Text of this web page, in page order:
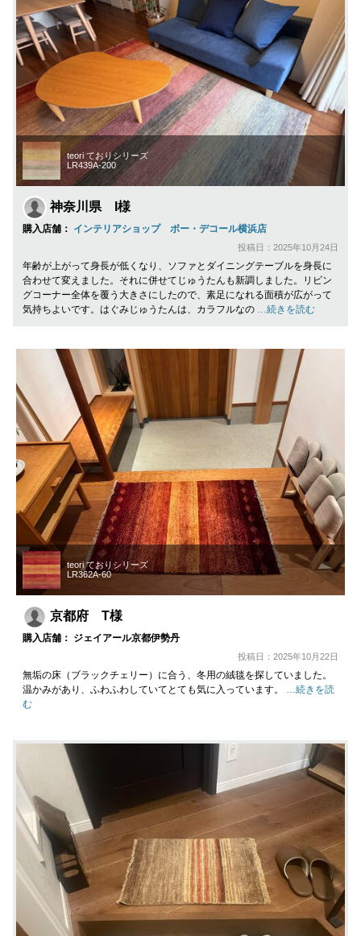
teori ておりシリーズ
LR439A-200
神奈川県 I様
購入店舗： インテリアショップ ボー・デコール横浜店
投稿日：2025年10月24日
年齢が上がって身長が低くなり、ソファとダイニングテーブルを身長に
合わせて変えました。それに併せてじゅうたんも新調しました。リビン
グコーナー全体を覆う大きさにしたので、素足になれる面積が広がって
気持ちよいです。はぐみじゅうたんは、カラフルなの
…続きを読む
teori ておりシリーズ
LR362A-60
京都府 T様
購入店舗： ジェイアール京都伊勢丹
投稿日：2025年10月22日
無垢の床（ブラックチェリー）に合う、冬用の絨毯を探していました。
温かみがあり、ふわふわしていてとても気に入っています。
…続きを読
む